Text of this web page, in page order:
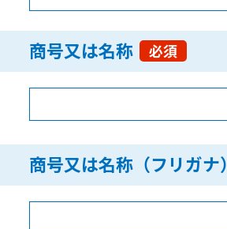
商号又は名称 必須
商号又は名称（フリガナ）